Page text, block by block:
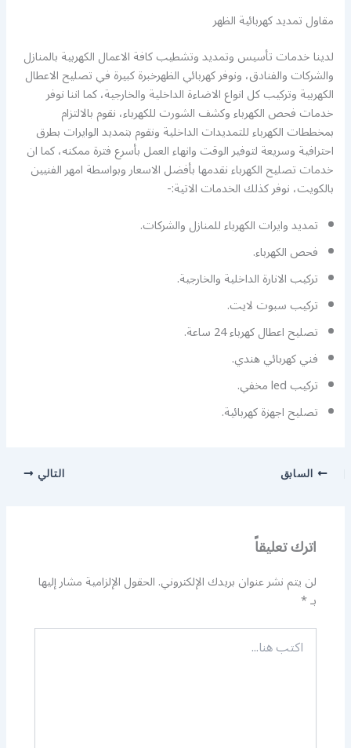
مقاول تمديد كهربائية الظهر
لدينا خدمات تأسيس وتمديد وتشطيب كافة الاعمال الكهربية بالمنازل
والشركات والفنادق، ونوفر كهربائي الظهرخبرة كبيرة في تصليح الاعطال
الكهربية وتركيب كل انواع الاضاءة الداخلية والخارجية، كما اننا نوفر
خدمات فحص الكهرباء وكشف الشورت للكهرباء، نقوم بالالتزام
بمخططات الكهرباء للتمديدات الداخلية ونقوم بتمديد الوايرات بطرق
احترافية وسريعة لتوفير الوقت وانهاء العمل بأسرع فترة ممكنه، كما ان
خدمات تصليح الكهرباء نقدمها بأفضل الاسعار وبواسطة امهر الفنيين
بالكويت، نوفر كذلك الخدمات الاتية:-
تمديد وايرات الكهرباء للمنازل والشركات.
فحص الكهرباء.
تركيب الانارة الداخلية والخارجية.
تركيب سبوت لايت.
تصليح اعطال كهرباء 24 ساعة.
فني كهربائي هندي.
تركيب led مخفي.
تصليح اجهزة كهربائية.
السابق التالي
اترك تعليقاً
لن يتم نشر عنوان بريدك الإلكتروني.الحقول الإلزامية مشار إليها
بـ*
اكتب
هنا...